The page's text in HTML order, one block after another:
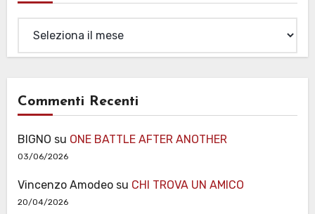
Commenti Recenti
BIGNO su ONE BATTLE AFTER ANOTHER
03/06/2026
Vincenzo Amodeosu CHI TROVA UN AMICO
20/04/2026